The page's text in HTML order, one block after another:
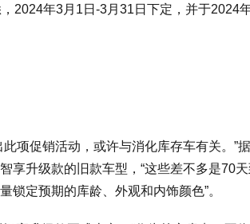
2024年3月1日-3月31日下定，并于2024
此项促销活动，或许与消化库存车有关。”
享升级款的旧款车型，“这些差不多是70
锁定预期的库龄、外观和内饰颜色”。